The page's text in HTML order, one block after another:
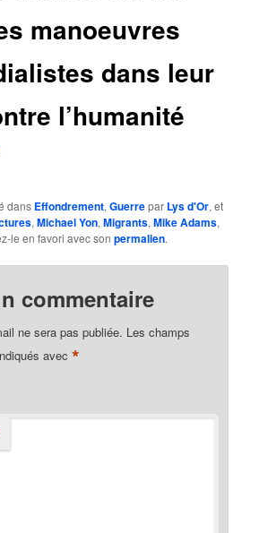
manoeuvres
dans leur
l’humanité
dans Effondrement,Guerrepar Lys d'Or, et
,Michael Yon,Migrants,Mike Adams,
le en favori avec sonpermalien.
commentaire
ne sera pas publiée. Les champs
avec*